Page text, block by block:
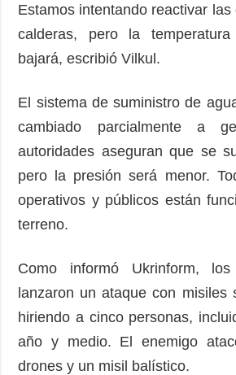
Estamos intentando reactivar
calderas, pero la
bajará, escribió Vilkul.
El sistema de suministro de
cambiado parcialmente a
autoridades aseguran que se
pero la presión será menor.
operativos y públicos están
terreno.
Como informó Ukrinform,
lanzaron un ataque con misiles
hiriendo a cinco personas,
año y medio. El enemigo
drones y un misil balístico.